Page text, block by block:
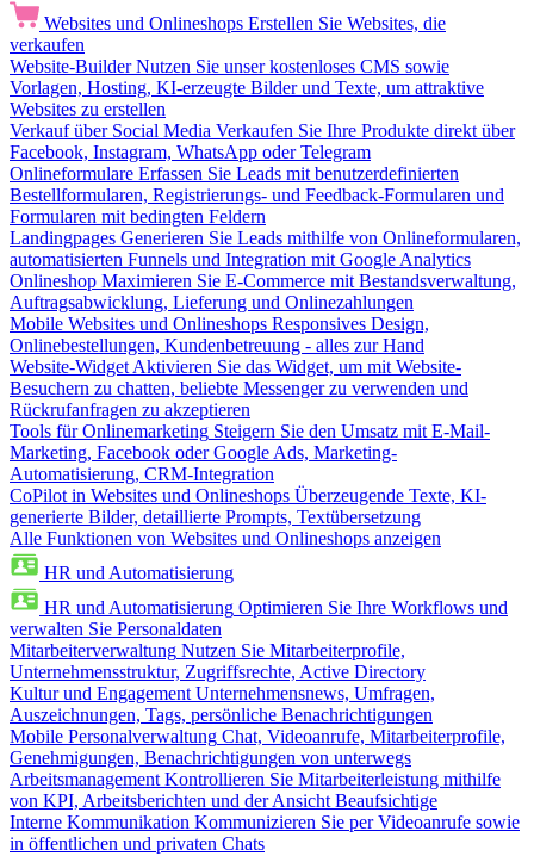
Websites und Onlineshops Erstellen Sie Websites, die
verkaufen
Website-Builder Nutzen Sie unser kostenloses CMS sowie
Vorlagen, Hosting, KI-erzeugte Bilder und Texte, um attraktive
Websites zu erstellen
Verkauf über Social Media Verkaufen Sie Ihre Produkte direkt über
Facebook, Instagram, WhatsApp oder Telegram
Onlineformulare Erfassen Sie Leads mit benutzerdefinierten
Bestellformularen, Registrierungs- und Feedback-Formularen und
Formularen mit bedingten Feldern
Landingpages Generieren Sie Leads mithilfe von Onlineformularen,
automatisierten Funnels und Integration mit Google Analytics
Onlineshop Maximieren Sie E-Commerce mit Bestandsverwaltung,
Auftragsabwicklung, Lieferung und Onlinezahlungen
Mobile Websites und Onlineshops Responsives Design,
Onlinebestellungen, Kundenbetreuung - alles zur Hand
Website-Widget Aktivieren Sie das Widget, um mit Website-
Besuchern zu chatten, beliebte Messenger zu verwenden und
Rückrufanfragen zu akzeptieren
Tools für Onlinemarketing Steigern Sie den Umsatz mit E-Mail-
Marketing, Facebook oder Google Ads, Marketing-
Automatisierung, CRM-Integration
CoPilot in Websites und Onlineshops Überzeugende Texte, KI-
generierte Bilder, detaillierte Prompts, Textübersetzung
Alle Funktionen von Websites und Onlineshops anzeigen
HR und Automatisierung
HR und Automatisierung Optimieren Sie Ihre Workflows und
verwalten Sie Personaldaten
Mitarbeiterverwaltung Nutzen Sie Mitarbeiterprofile,
Unternehmensstruktur, Zugriffsrechte, Active Directory
Kultur und Engagement Unternehmensnews, Umfragen,
Auszeichnungen, Tags, persönliche Benachrichtigungen
Mobile Personalverwaltung Chat, Videoanrufe, Mitarbeiterprofile,
Genehmigungen, Benachrichtigungen von unterwegs
Arbeitsmanagement Kontrollieren Sie Mitarbeiterleistung mithilfe
von KPI, Arbeitsberichten und der Ansicht Beaufsichtige
Interne Kommunikation Kommunizieren Sie per Videoanrufe sowie
in öffentlichen und privaten Chats